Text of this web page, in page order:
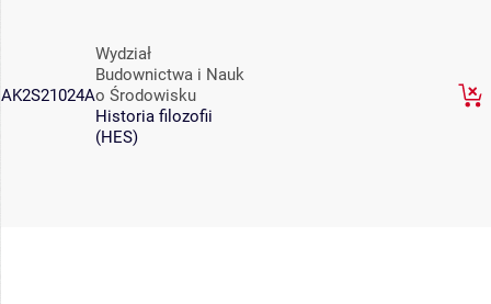
AK2S21024A
Wydział
Budownictwa i Nauk
o Środowisku
Historia filozofii
(HES)